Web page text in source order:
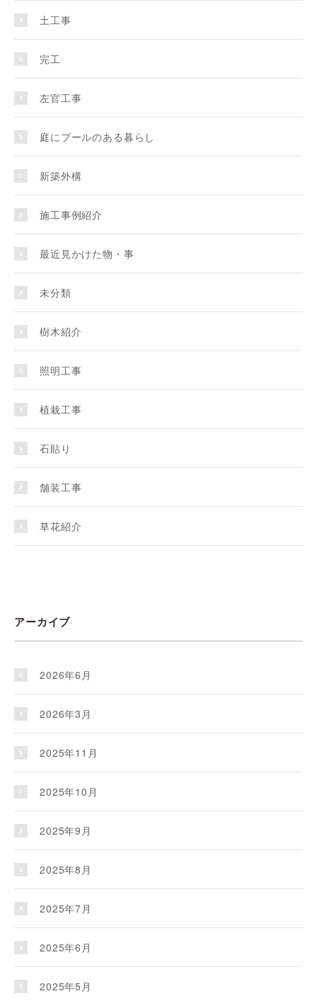
土工事
完工
左官工事
庭にプールのある暮らし
新築外構
施工事例紹介
最近見かけた物・事
未分類
樹木紹介
照明工事
植栽工事
石貼り
舗装工事
草花紹介
アーカイブ
2026年6月
2026年3月
2025年11月
2025年10月
2025年9月
2025年8月
2025年7月
2025年6月
2025年5月